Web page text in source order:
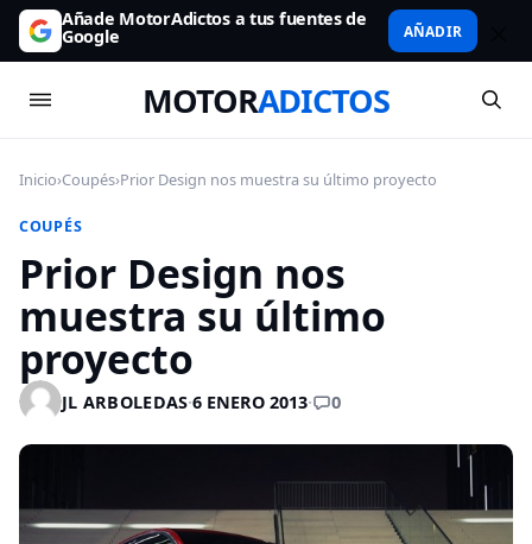
Añade MotorAdictos a tus fuentes de
Google AÑADIR
MOTORADICTOS
Inicio›Coupés›Prior Design nos muestra su último proyecto
COUPÉS
Prior Design nos
muestra su último
proyecto
JL ARBOLEDAS·6 ENERO 2013· 0